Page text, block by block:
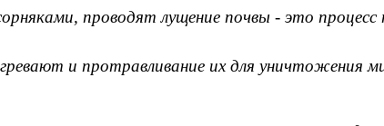
проводят лущение почвы - это процесс
и протравливание их для уничтожения